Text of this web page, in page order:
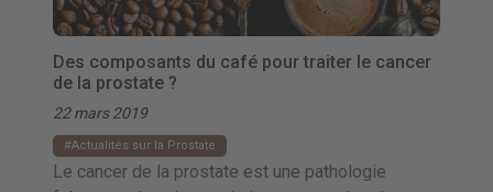
Des composants du café pour traiter le cancer
de la prostate ?
22 mars 2019
Actualités sur la Prostate
Le cancer de la prostate est une pathologie